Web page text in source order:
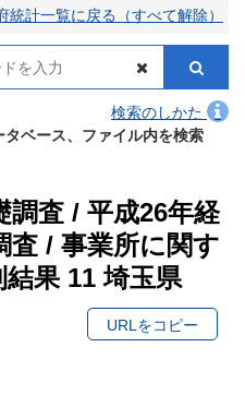
統計一覧に戻る（すべて解除）
検索のしかた
タベース、ファイル内を検索
調査 / 平成26年経
査 / 事業所に関す
果 11 埼玉県
URLをコピー